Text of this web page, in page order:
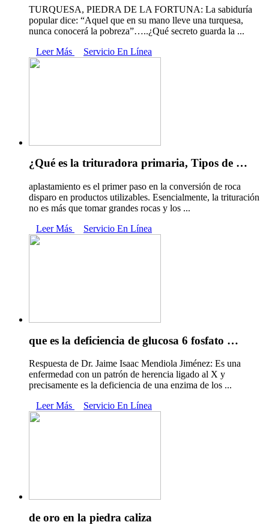
TURQUESA, PIEDRA DE LA FORTUNA: La sabiduría
popular dice: “Aquel que en su mano lleve una turquesa,
nunca conocerá la pobreza”…..¿Qué secreto guarda la ...
Leer Más
Servicio En Línea
¿Qué es la trituradora primaria, Tipos de …
aplastamiento es el primer paso en la conversión de roca
disparo en productos utilizables. Esencialmente, la trituración
no es más que tomar grandes rocas y los ...
Leer Más
Servicio En Línea
que es la deficiencia de glucosa 6 fosfato …
Respuesta de Dr. Jaime Isaac Mendiola Jiménez: Es una
enfermedad con un patrón de herencia ligado al X y
precisamente es la deficiencia de una enzima de los ...
Leer Más
Servicio En Línea
de oro en la piedra caliza